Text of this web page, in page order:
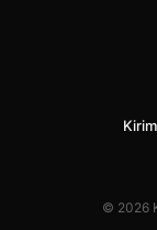
© 2026